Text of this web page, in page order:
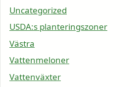
Uncategorized
USDA:s planteringszoner
Västra
Vattenmeloner
Vattenväxter